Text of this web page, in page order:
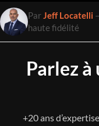
ParJeff Locatelli
haute fidélité
Parlez
+20 ans